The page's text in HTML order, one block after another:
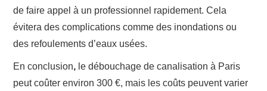
de faire appel à un professionnel rapidement. Cela
évitera des complications comme des inondations ou
des refoulements d’eaux usées.
En conclusion, le débouchage de canalisation à Paris
peut coûter environ 300 €, mais les coûts peuvent varier